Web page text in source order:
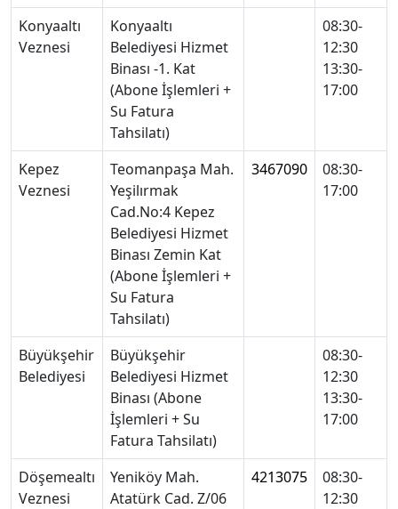
Konyaaltı
Veznesi
Konyaaltı
Belediyesi Hizmet
Binası -1. Kat
(Abone İşlemleri +
Su Fatura
Tahsilatı)
08:30-
12:30
13:30-
17:00
Kepez
Veznesi
Teomanpaşa Mah.
Yeşilırmak
Cad.No:4 Kepez
Belediyesi Hizmet
Binası Zemin Kat
(Abone İşlemleri +
Su Fatura
Tahsilatı)
3467090
08:30-
17:00
Büyükşehir
Belediyesi
Büyükşehir
Belediyesi Hizmet
Binası (Abone
İşlemleri + Su
Fatura Tahsilatı)
08:30-
12:30
13:30-
17:00
Döşemealtı
Veznesi
Yeniköy Mah.
Atatürk Cad. Z/06
4213075
08:30-
12:30